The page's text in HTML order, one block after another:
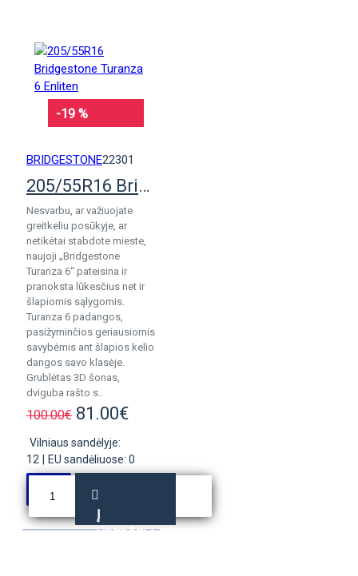
-19 %
BRIDGESTONE22301
205/55R16 Bridgestone Turanza 6 Enliten
Nesvarbu, ar važiuojate
greitkeliu posūkyje, ar
netikėtai stabdote mieste,
naujoji „Bridgestone
Turanza 6“ pateisina ir
pranoksta lūkesčius net ir
šlapiomis sąlygomis.
Turanza 6 padangos,
pasižyminčios geriausiomis
savybėmis ant šlapios kelio
dangos savo klasėje.
Grublėtas 3D šonas,
dviguba rašto s..
100.00€ 81.00€
Vilniaus sandėlyje:
12
EU sandėliuose: 0
Į
KREPŠELĮ